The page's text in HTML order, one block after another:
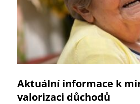
Aktuální informace k
valorizaci důchodů